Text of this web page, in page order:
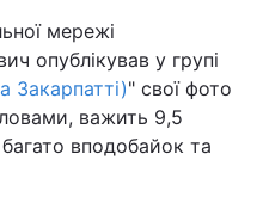
мережі
опублікував у групі
Закарпатті)" свої фото
важить 9,5
вподобайок та